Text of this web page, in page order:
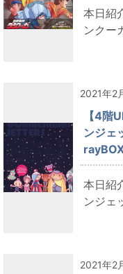
本日紹
ンクー
2021年2
【4階
ンジェ
本日紹
ンジェ
2021年2